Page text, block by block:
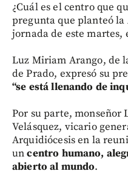
¿Cuál es el centro que
pregunta que planteó
jornada de este martes,
Luz Miriam Arango, de
de Prado, expresó su
“se está llenando de
Por su parte, monseñor
Velásquez, vicario
Arquidiócesis en la
uncentro humano,
abierto al mundo.